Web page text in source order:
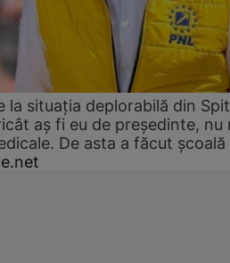
la situația deplorabilă din
aș fi eu de președinte, nu
De asta a făcut școală